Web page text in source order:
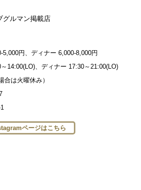
グルマン掲載店
円、ディナー 6,000-8,000円
14:00(LO)、ディナー 17:30～21:00(LO)
合は火曜休み）
ページはこちら